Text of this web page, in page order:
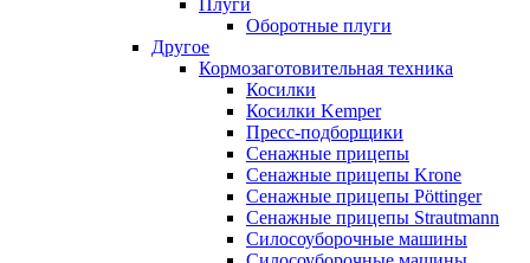
Плуги
Оборотные плуги
Другое
Кормозаготовительная техника
Косилки
Косилки Kemper
Пресс-подборщики
Сенажные прицепы
Сенажные прицепы Krone
Сенажные прицепы Pöttinger
Сенажные прицепы Strautmann
Силосоуборочные машины